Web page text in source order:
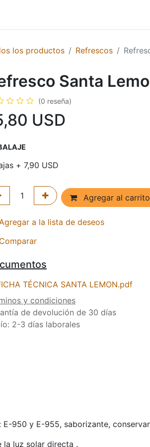
los productos Refrescos
Santa
(0 reseña)
USD
Agregar al carrito
a la lista de deseos
Comparar
TÉCNICA SANTA LEMON.pdf
y condiciones
de devolución de 30 días
2-3 días laborales
950 y E-955, saborizante,
la luz solar directa .